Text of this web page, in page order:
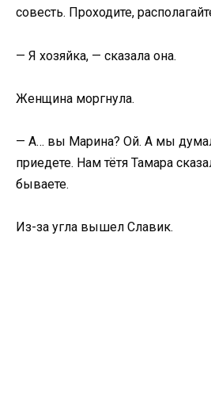
совесть. Проходите,
— Я хозяйка, — сказала она.
Женщина моргнула.
— А… вы Марина? Ой. А мы
приедете. Нам тётя Тамара
бываете.
Из-за угла вышел Славик.